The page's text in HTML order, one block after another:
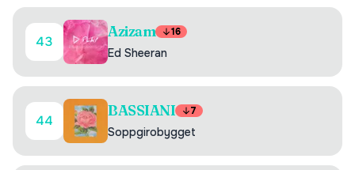
43
Azizam 16
Ed Sheeran
44
BASSIANI 7
Soppgirobygget